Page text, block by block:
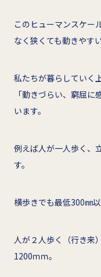
このヒューマンスケー
なく狭くても動きやす
私たちが暮らしていく
「動きづらい、窮屈
います。
例えば人が一人歩く、
す。
横歩きでも最低300㎜
人が２人歩く（行き来
1200ｍｍ。